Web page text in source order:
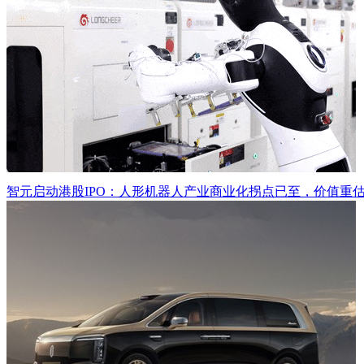
智元启动港股IPO：人形机器人产业商业化拐点已至，价值重